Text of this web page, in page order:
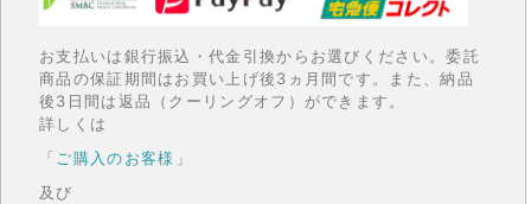
お支払いは銀行振込・代金引換からお選びください。委託
商品の保証期間はお買い上げ後3ヵ月間です。また、納品
後3日間は返品（クーリングオフ）ができます。
詳しくは
「ご購入のお客様 」
及び